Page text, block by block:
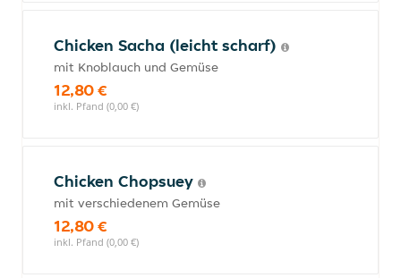
Chicken Sacha (leicht scharf)
mit Knoblauch und Gemüse
12,80 €
inkl. Pfand (0,00 €)
Chicken Chopsuey
mit verschiedenem Gemüse
12,80 €
inkl. Pfand (0,00 €)